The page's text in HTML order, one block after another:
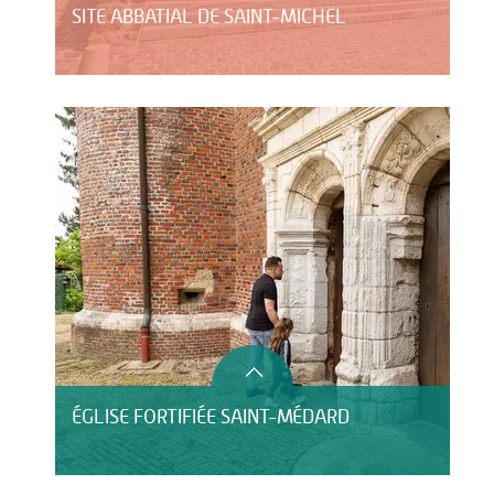
SITE ABBATIAL DE SAINT-MICHEL
ÉGLISE FORTIFIÉE SAINT-MÉDARD